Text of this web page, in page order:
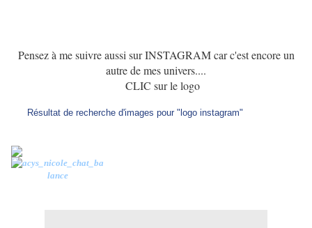
Pensez à me suivre aussi sur INSTAGRAM car c'est encore un
autre de mes univers....
CLIC sur le logo